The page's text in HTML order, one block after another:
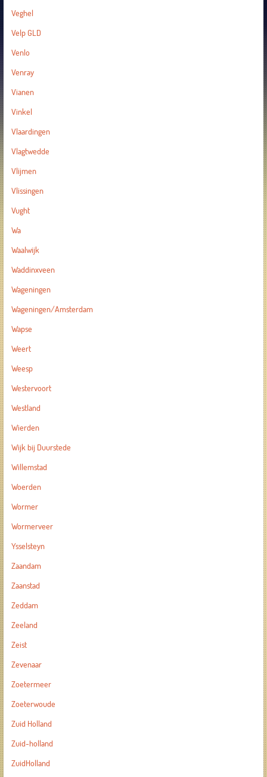
Veghel
Velp GLD
Venlo
Venray
Vianen
Vinkel
Vlaardingen
Vlagtwedde
Vlijmen
Vlissingen
Vught
Wa
Waalwijk
Waddinxveen
Wageningen
Wageningen/Amsterdam
Wapse
Weert
Weesp
Westervoort
Westland
Wierden
Wijk bij Duurstede
Willemstad
Woerden
Wormer
Wormerveer
Ysselsteyn
Zaandam
Zaanstad
Zeddam
Zeeland
Zeist
Zevenaar
Zoetermeer
Zoeterwoude
Zuid Holland
Zuid-holland
ZuidHolland